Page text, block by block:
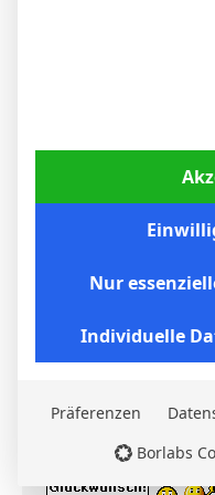
Spatzl
Nur
Individuelle
Präferenzen
Borlabs